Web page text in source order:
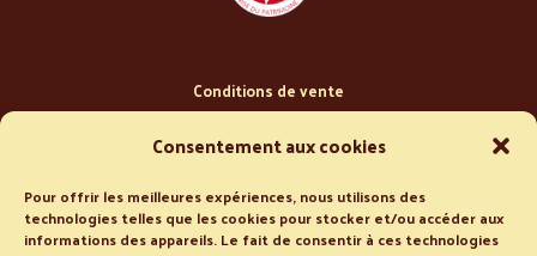
Consentement aux cookies
Pour offrir les meilleures expériences, nous utilisons des
technologies telles que les cookies pour stocker et/ou accéder aux
informations des appareils. Le fait de consentir à ces technologies
Conditions de vente
Politique de confidentialité